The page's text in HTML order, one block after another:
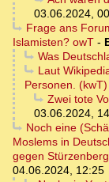
03.06.2024,
Frage ans
Islamisten? owT -
Was
Laut
Personen. (kwT)
Zwei tote
03.06.2024,
Noch eine
Moslems in
gegen
04.06.2024, 12:25